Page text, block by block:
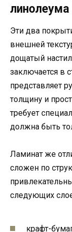
линолеума
Эти два
внешней
дощатый
заключается в
представляет
толщину и
требует
должна быть
Ламинат же
сложен по
следующих
крафт-